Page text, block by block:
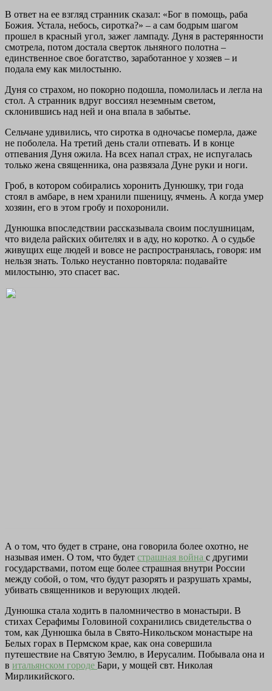
В ответ на ее взгляд странник сказал: «Бог в помощь, раба
Божия. Устала, небось, сиротка?» – а сам бодрым шагом
прошел в красный угол, зажег лампаду. Дуня в растерянности
смотрела, потом достала сверток льняного полотна –
единственное свое богатство, заработанное у хозяев – и
подала ему как милостыню.
Дуня со страхом, но покорно подошла, помолилась и легла на
стол. А странник вдруг воссиял неземным светом,
склонившись над ней и она впала в забытье.
Сельчане удивились, что сиротка в одночасье померла, даже
не поболела. На третий день стали отпевать. И в конце
отпевания Дуня ожила. На всех напал страх, не испугалась
только жена священника, она развязала Дуне руки и ноги.
Гроб, в котором собирались хоронить Дунюшку, три года
стоял в амбаре, в нем хранили пшеницу, ячмень. А когда умер
хозяин, его в этом гробу и похоронили.
Дунюшка впоследствии рассказывала своим послушницам,
что видела райских обителях и в аду, но коротко. А о судьбе
живущих еще людей и вовсе не распространялась, говоря: им
нельзя знать. Только неустанно повторяла: подавайте
милостыню, это спасет вас.
А о том, что будет в стране, она говорила более охотно, не
называя имен. О том, что будет страшная война с другими
государствами, потом еще более страшная внутри России
между собой, о том, что будут разорять и разрушать храмы,
убивать священников и верующих людей.
Дунюшка стала ходить в паломничество в монастыри. В
стихах Серафимы Головиной сохранились свидетельства о
том, как Дунюшка была в Свято-Никольском монастыре на
Белых горах в Пермском крае, как она совершила
путешествие на Святую Землю, в Иерусалим. Побывала она и
в итальянском городе Бари, у мощей свт. Николая
Мирликийского.